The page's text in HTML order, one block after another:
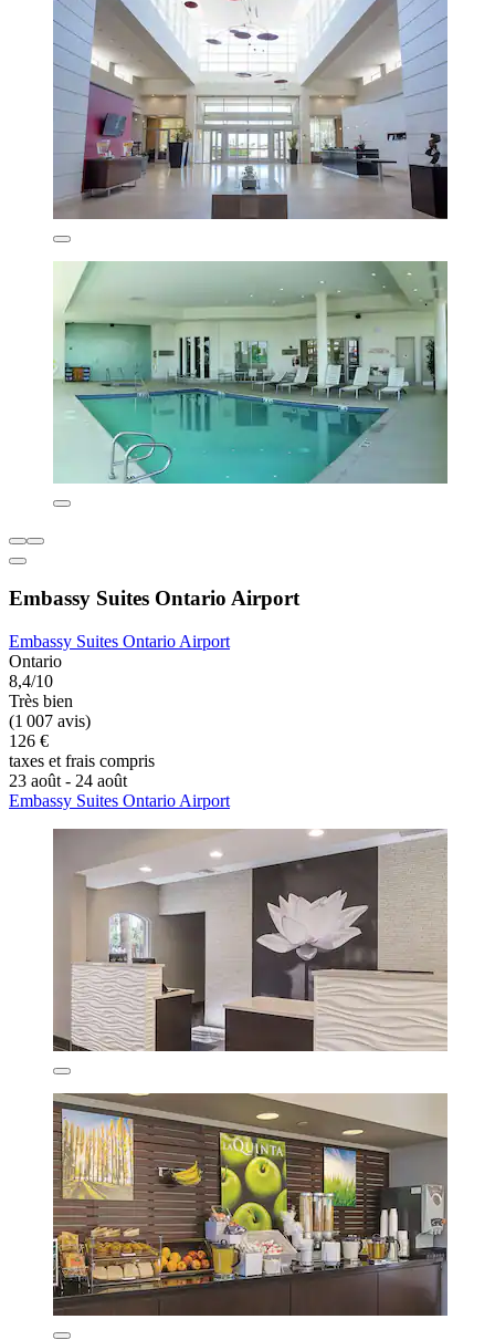
Embassy Suites Ontario Airport
Embassy Suites Ontario Airport
Ontario
8,4/10
Très bien
(1 007 avis)
126 €
taxes et frais compris
23 août - 24 août
Embassy Suites Ontario Airport